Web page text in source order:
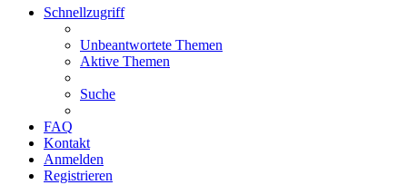
Schnellzugriff
Unbeantwortete Themen
Aktive Themen
Suche
FAQ
Kontakt
Anmelden
Registrieren